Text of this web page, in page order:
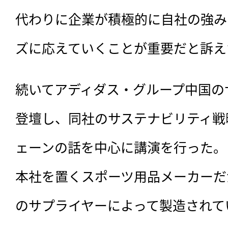
代わりに企業が積極的に自社の強
ズに応えていくことが重要だと訴
続いてアディダス・グループ中国
登壇し、同社のサステナビリティ
ェーンの話を中心に講演を行った
本社を置くスポーツ用品メーカー
のサプライヤーによって製造され